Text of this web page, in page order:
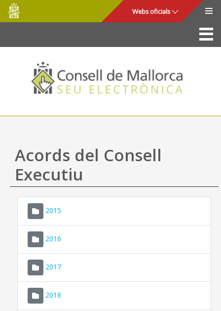
Salta al contingut principal
Consell
de
Mallorca
Webs oficials
La Seu
Consell de Mallorca
Accés i seguretat
Utilitats
Ajuda
Acords del Consell
Executiu
2015
2016
2017
2018